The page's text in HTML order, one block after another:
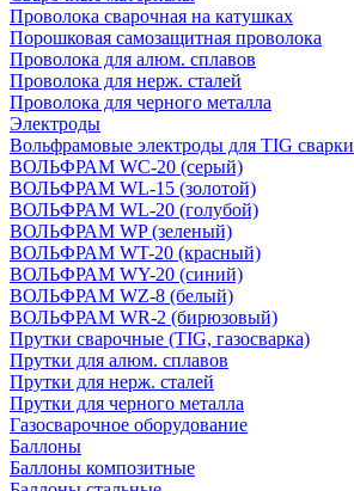
Проволока сварочная на катушках
Порошковая самозащитная проволока
Проволока для алюм. сплавов
Проволока для нерж. сталей
Проволока для черного металла
Электроды
Вольфрамовые электроды для TIG сварки
ВОЛЬФРАМ WC-20 (серый)
ВОЛЬФРАМ WL-15 (золотой)
ВОЛЬФРАМ WL-20 (голубой)
ВОЛЬФРАМ WP (зеленый)
ВОЛЬФРАМ WT-20 (красный)
ВОЛЬФРАМ WY-20 (синий)
ВОЛЬФРАМ WZ-8 (белый)
ВОЛЬФРАМ WR-2 (бирюзовый)
Прутки сварочные (TIG, газосварка)
Прутки для алюм. сплавов
Прутки для нерж. сталей
Прутки для черного металла
Газосварочное оборудование
Баллоны
Баллоны композитные